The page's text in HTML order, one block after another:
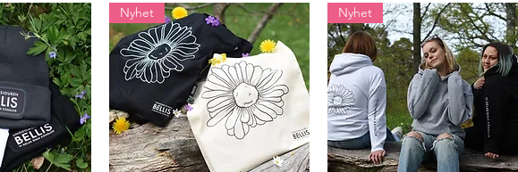
Nyhet Nyhet